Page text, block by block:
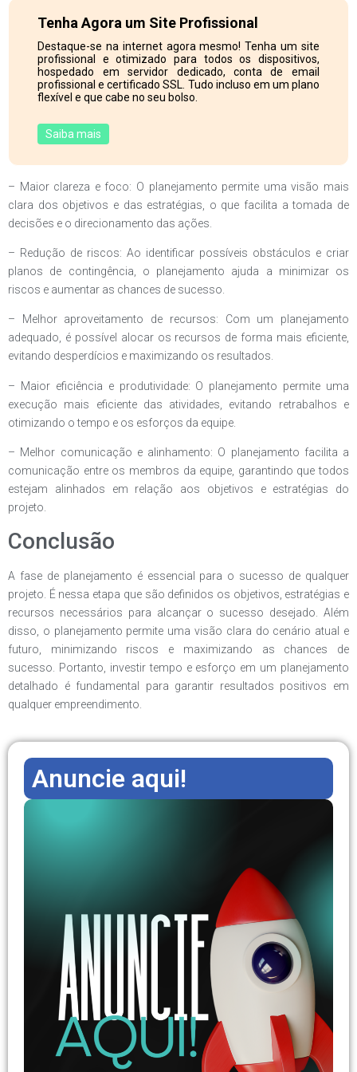
Tenha Agora um Site Profissional
Destaque-se na internet agora mesmo! Tenha um site
profissional e otimizado para todos os dispositivos,
hospedado em servidor dedicado, conta de email
profissional e certificado SSL. Tudo incluso em um plano
flexível e que cabe no seu bolso.
Saiba mais
– Maior clareza e foco: O planejamento permite uma visão mais
clara dos objetivos e das estratégias, o que facilita a tomada de
decisões e o direcionamento das ações.
– Redução de riscos: Ao identificar possíveis obstáculos e criar
planos de contingência, o planejamento ajuda a minimizar os
riscos e aumentar as chances de sucesso.
– Melhor aproveitamento de recursos: Com um planejamento
adequado, é possível alocar os recursos de forma mais eficiente,
evitando desperdícios e maximizando os resultados.
– Maior eficiência e produtividade: O planejamento permite uma
execução mais eficiente das atividades, evitando retrabalhos e
otimizando o tempo e os esforços da equipe.
– Melhor comunicação e alinhamento: O planejamento facilita a
comunicação entre os membros da equipe, garantindo que todos
estejam alinhados em relação aos objetivos e estratégias do
projeto.
Conclusão
A fase de planejamento é essencial para o sucesso de qualquer
projeto. É nessa etapa que são definidos os objetivos, estratégias e
recursos necessários para alcançar o sucesso desejado. Além
disso, o planejamento permite uma visão clara do cenário atual e
futuro, minimizando riscos e maximizando as chances de
sucesso. Portanto, investir tempo e esforço em um planejamento
detalhado é fundamental para garantir resultados positivos em
qualquer empreendimento.
Anuncie aqui!